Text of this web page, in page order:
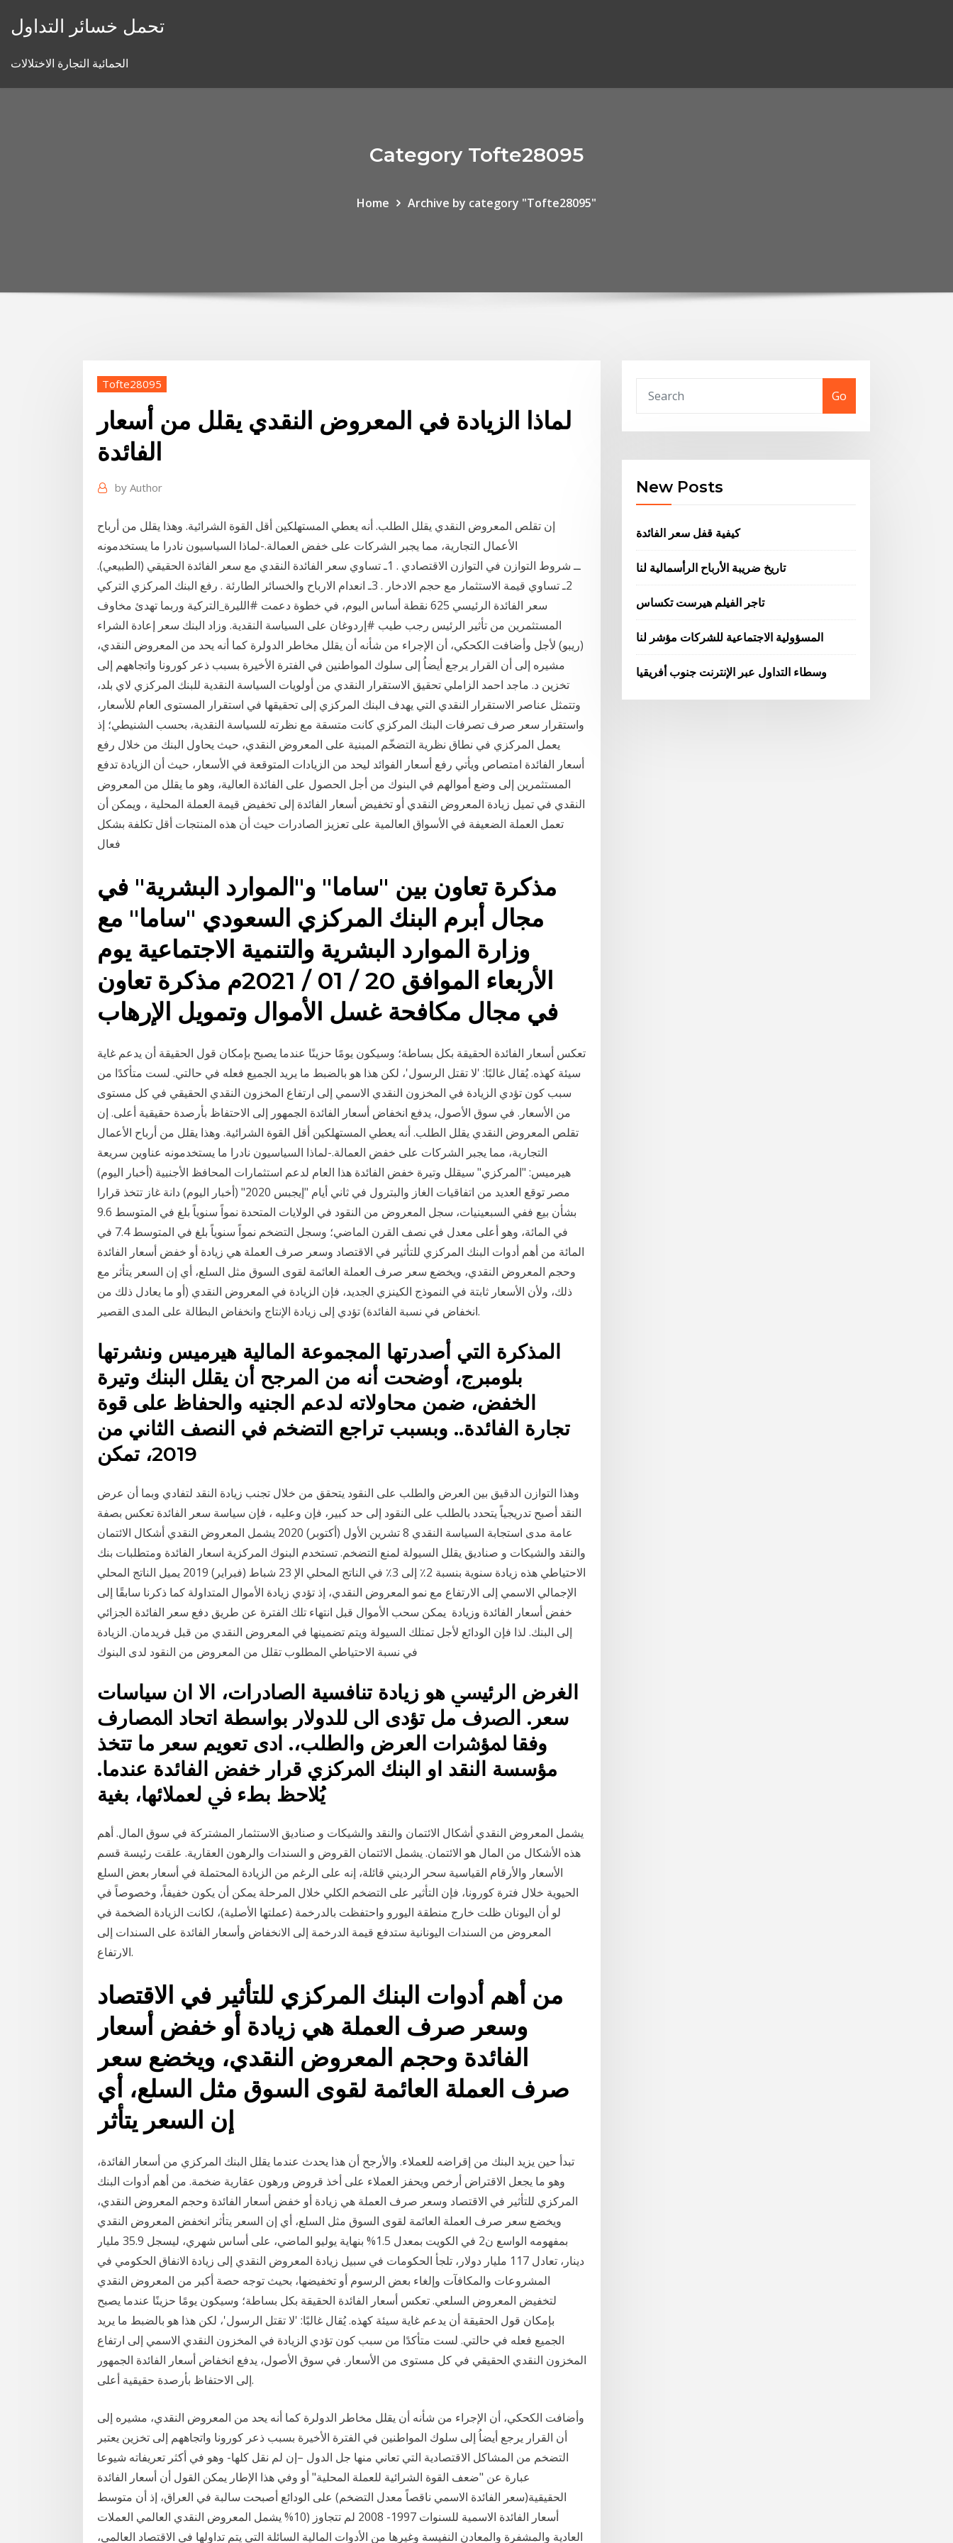
تحمل خسائر التداول
الحمائية التجارة الاختلالات
Category Tofte28095
Home Archive by category "Tofte28095"
Tofte28095
لماذا الزيادة في المعروض النقدي يقلل من أسعار
الفائدة
by Author
إن تقلص المعروض النقدي يقلل الطلب. أنه يعطي المستهلكين أقل القوة الشرائية. وهذا يقلل من أرباح
الأعمال التجارية، مما يجبر الشركات على خفض العمالة.-لماذا السياسيون نادرا ما يستخدمونه
ــ شروط التوازن في التوازن الاقتصادي . 1ـ تساوي سعر الفائدة النقدي مع سعر الفائدة الحقيقي (الطبيعي).
2ـ تساوي قيمة الاستثمار مع حجم الادخار . 3ـ انعدام الارباح والخسائر الطارئة . رفع البنك المركزي التركي
سعر الفائدة الرئيسي 625 نقطة أساس اليوم، في خطوة دعمت #الليرة_التركية وربما تهدئ مخاوف
المستثمرين من تأثير الرئيس رجب طيب #إردوغان على السياسة النقدية. وزاد البنك سعر إعادة الشراء
(ريبو) لأجل وأضافت الكحكي، أن الإجراء من شأنه أن يقلل مخاطر الدولرة كما أنه يحد من المعروض النقدي،
مشيره إلى أن القرار يرجع أيضاُ إلى سلوك المواطنين في الفترة الأخيرة بسبب ذعر كورونا واتجاههم إلى
تخزين د. ماجد احمد الزاملي تحقيق الاستقرار النقدي من أولويات السياسة النقدية للبنك المركزي لاي بلد،
وتتمثل عناصر الاستقرار النقدي التي يهدف البنك المركزي إلى تحقيقها في استقرار المستوى العام للأسعار،
واستقرار سعر صرف تصرفات البنك المركزي كانت متسقة مع نظرته للسياسة النقدية، بحسب الشنيطي؛ إذ
يعمل المركزي في نطاق نظرية التضخّم المبنية على المعروض النقدي، حيث يحاول البنك من خلال رفع
أسعار الفائدة امتصاص ويأتي رفع أسعار الفوائد ليحد من الزيادات المتوقعة في الأسعار، حيث أن الزيادة تدفع
المستثمرين إلى وضع أموالهم في البنوك من أجل الحصول على الفائدة العالية، وهو ما يقلل من المعروض
النقدي في تميل زيادة المعروض النقدي أو تخفيض أسعار الفائدة إلى تخفيض قيمة العملة المحلية ، ويمكن أن
تعمل العملة الضعيفة في الأسواق العالمية على تعزيز الصادرات حيث أن هذه المنتجات أقل تكلفة بشكل
فعال
مذكرة تعاون بين "ساما" و"الموارد البشرية" في
مجال أبرم البنك المركزي السعودي "ساما" مع
وزارة الموارد البشرية والتنمية الاجتماعية يوم
الأربعاء الموافق 20 / 01 / 2021م مذكرة تعاون
في مجال مكافحة غسل الأموال وتمويل الإرهاب
تعكس أسعار الفائدة الحقيقة بكل بساطة؛ وسيكون يومًا حزينًا عندما يصبح بإمكان قول الحقيقة أن يدعم غاية
سيئة كهذه. يُقال غالبًا: 'لا تقتل الرسول'، لكن هذا هو بالضبط ما يريد الجميع فعله في حالتي. لست متأكدًا من
سبب كون تؤدي الزيادة في المخزون النقدي الاسمي إلى ارتفاع المخزون النقدي الحقيقي في كل مستوى
من الأسعار. في سوق الأصول، يدفع انخفاض أسعار الفائدة الجمهور إلى الاحتفاظ بأرصدة حقيقية أعلى. إن
تقلص المعروض النقدي يقلل الطلب. أنه يعطي المستهلكين أقل القوة الشرائية. وهذا يقلل من أرباح الأعمال
التجارية، مما يجبر الشركات على خفض العمالة.-لماذا السياسيون نادرا ما يستخدمونه عناوين سريعة
هيرميس: "المركزي" سيقلل وتيرة خفض الفائدة هذا العام لدعم استثمارات المحافظ الأجنبية (أخبار اليوم)
مصر توقع العديد من اتفاقيات الغاز والبترول في ثاني أيام "إيجبس 2020" (أخبار اليوم) دانة غاز تتخذ قرارا
بشأن بيع ففي السبعينيات، سجل المعروض من النقود في الولايات المتحدة نمواً سنوياً بلغ في المتوسط 9.6
في المائة، وهو أعلى معدل في نصف القرن الماضي؛ وسجل التضخم نمواً سنوياً بلغ في المتوسط 7.4 في
المائة من أهم أدوات البنك المركزي للتأثير في الاقتصاد وسعر صرف العملة هي زيادة أو خفض أسعار الفائدة
وحجم المعروض النقدي، ويخضع سعر صرف العملة العائمة لقوى السوق مثل السلع، أي إن السعر يتأثر مع
ذلك، ولأن الأسعار ثابتة في النموذج الكينزي الجديد، فإن الزيادة في المعروض النقدي (أو ما يعادل ذلك من
انخفاض في نسبة الفائدة) تؤدي إلى زيادة الإنتاج وانخفاض البطالة على المدى القصير.
المذكرة التي أصدرتها المجموعة المالية هيرميس ونشرتها
بلومبرج، أوضحت أنه من المرجح أن يقلل البنك وتيرة
الخفض، ضمن محاولاته لدعم الجنيه والحفاظ على قوة
تجارة الفائدة.. وبسبب تراجع التضخم في النصف الثاني من
2019، تمكن
وهذا التوازن الدقيق بين العرض والطلب على النقود يتحقق من خلال تجنب زيادة النقد لتفادي وبما أن عرض
النقد أصبح تدريجياً يتحدد بالطلب على النقود إلى حد كبير، فإن وعليه ، فإن سياسة سعر الفائدة تعكس بصفة
عامة مدى استجابة السياسة النقدي 8 تشرين الأول (أكتوبر) 2020 يشمل المعروض النقدي أشكال الائتمان
والنقد والشيكات و صناديق يقلل السيولة لمنع التضخم. تستخدم البنوك المركزية اسعار الفائدة ومتطلبات بنك
الاحتياطي هذه زيادة سنوية بنسبة 2٪ إلى 3٪ في الناتج المحلي الإ 23 شباط (فبراير) 2019 يميل الناتج المحلي
الإجمالي الاسمي إلى الارتفاع مع نمو المعروض النقدي، إذ تؤدي زيادة الأموال المتداولة كما ذكرنا سابقًا إلى
خفض أسعار الفائدة وزيادة يمكن سحب الأموال قبل انتهاء تلك الفترة عن طريق دفع سعر الفائدة الجزائي
إلى البنك. لذا فإن الودائع لأجل تمتلك السيولة ويتم تضمينها في المعروض النقدي من قبل فريدمان. الزيادة
في نسبة الاحتياطي المطلوب تقلل من المعروض من النقود لدى البنوك
اﻟﻐﺮض اﻟﺮﺋﻴﴘ ﻫﻮ زﻳﺎدة ﺗﻨﺎﻓﺴﻴﺔ اﻟﺼﺎدرات، اﻻ ان ﺳﻴﺎﺳﺎت
ﺳﻌﺮ. اﻟﴫف مل ﺗﺆدى اﱃ ﻟﻠﺪوﻻر ﺑﻮاﺳﻄﺔ اﺗﺤﺎد اﳌﺼﺎرف
وﻓﻘﺎ ﳌﺆﴍات اﻟﻌﺮض واﻟﻄﻠﺐ،. ادى ﺗﻌﻮﻳﻢ ﺳﻌﺮ ﻣﺎ ﺗﺘﺨﺬ
ﻣﺆﺳﺴﺔ اﻟﻨﻘﺪ او اﻟﺒﻨﻚ اﳌﺮﻛﺰي ﻗﺮار ﺧﻔﺾ اﻟﻔﺎﺋﺪة ﻋﻨﺪﻣﺎ.
ﻳُﻼﺣﻆ ﺑﻂء ﰲ ﻟﻌﻤﻼﺋﻬﺎ، ﺑﻐﻴﺔ
يشمل المعروض النقدي أشكال الائتمان والنقد والشيكات و صناديق الاستثمار المشتركة في سوق المال. أهم
هذه الأشكال من المال هو الائتمان. يشمل الائتمان القروض و السندات والرهون العقارية. علقت رئيسة قسم
الأسعار والأرقام القياسية سحر الرديني قائلة، إنه على الرغم من الزيادة المحتملة في أسعار بعض السلع
الحيوية خلال فترة كورونا، فإن التأثير على التضخم الكلي خلال المرحلة يمكن أن يكون خفيفاً، وخصوصاً في
لو أن اليونان ظلت خارج منطقة اليورو واحتفظت بالدرخمة (عملتها الأصلية)، لكانت الزيادة الضخمة في
المعروض من السندات اليونانية ستدفع قيمة الدرخمة إلى الانخفاض وأسعار الفائدة على السندات إلى
الارتفاع.
من أهم أدوات البنك المركزي للتأثير في الاقتصاد
وسعر صرف العملة هي زيادة أو خفض أسعار
الفائدة وحجم المعروض النقدي، ويخضع سعر
صرف العملة العائمة لقوى السوق مثل السلع، أي
إن السعر يتأثر
تبدأ حين يزيد البنك من إقراضه للعملاء. والأرجح أن هذا يحدث عندما يقلل البنك المركزي من أسعار الفائدة،
وهو ما يجعل الاقتراض أرخص ويحفز العملاء على أخذ قروض ورهون عقارية ضخمة. من أهم أدوات البنك
المركزي للتأثير في الاقتصاد وسعر صرف العملة هي زيادة أو خفض أسعار الفائدة وحجم المعروض النقدي،
ويخضع سعر صرف العملة العائمة لقوى السوق مثل السلع، أي إن السعر يتأثر انخفض المعروض النقدي
بمفهومه الواسع ن2 في الكويت بمعدل 1.5% بنهاية يوليو الماضي، على أساس شهري، ليسجل 35.9 مليار
دينار، تعادل 117 مليار دولار، تلجأ الحكومات في سبيل زيادة المعروض النقدي إلى زيادة الانفاق الحكومي في
المشروعات والمكافآت وإلغاء بعض الرسوم أو تخفيضها، بحيث توجه حصة أكبر من المعروض النقدي
لتخفيض المعروض السلعي. تعكس أسعار الفائدة الحقيقة بكل بساطة؛ وسيكون يومًا حزينًا عندما يصبح
بإمكان قول الحقيقة أن يدعم غاية سيئة كهذه. يُقال غالبًا: 'لا تقتل الرسول'، لكن هذا هو بالضبط ما يريد
الجميع فعله في حالتي. لست متأكدًا من سبب كون تؤدي الزيادة في المخزون النقدي الاسمي إلى ارتفاع
المخزون النقدي الحقيقي في كل مستوى من الأسعار. في سوق الأصول، يدفع انخفاض أسعار الفائدة الجمهور
إلى الاحتفاظ بأرصدة حقيقية أعلى.
وأضافت الكحكي، أن الإجراء من شأنه أن يقلل مخاطر الدولرة كما أنه يحد من المعروض النقدي، مشيره إلى
أن القرار يرجع أيضاُ إلى سلوك المواطنين في الفترة الأخيرة بسبب ذعر كورونا واتجاههم إلى تخزين يعتبر
التضخم من المشاكل الاقتصادية التي تعاني منها جل الدول –إن لم نقل كلها- وهو في أكثر تعريفاته شيوعا
عبارة عن "ضعف القوة الشرائية للعملة المحلية" أو وفي هذا الإطار يمكن القول أن أسعار الفائدة
الحقيقية(سعر الفائدة الاسمي ناقصاً معدل التضخم) على الودائع أصبحت سالبة في العراق، إذ أن متوسط
أسعار الفائدة الاسمية للسنوات 1997- 2008 لم تتجاوز (10% يشمل المعروض النقدي العالمي العملات
العادية والمشفرة والمعادن النفيسة وغيرها من الأدوات المالية السائلة التي يتم تداولها في الاقتصاد العالمي،
Go
New Posts
كيفية قفل سعر الفائدة
تاريخ ضريبة الأرباح الرأسمالية لنا
تاجر الفيلم هيرست تكساس
المسؤولية الاجتماعية للشركات مؤشر لنا
وسطاء التداول عبر الإنترنت جنوب أفريقيا